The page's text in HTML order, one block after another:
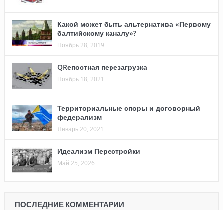
Какой может быть альтернатива «Первому
балтийскому каналу»?
Ноябрь 28, 2019
QRепостная перезагрузка
Ноябрь 18, 2021
Территориальные споры и договорный
федерализм
Январь 20, 2021
Идеализм Перестройки
Май 25, 2026
ПОСЛЕДНИЕ КОММЕНТАРИИ